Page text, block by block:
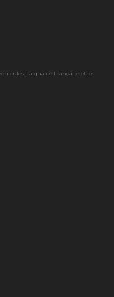
La qualité Française et les